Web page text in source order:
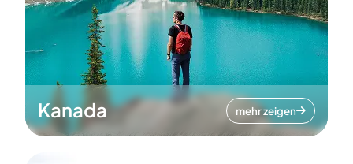
Kanada mehr zeigen